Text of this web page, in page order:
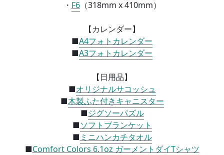
・ F6（318mm x 410mm）
【カレンダー】
■A4フォトカレンダー
■A3フォトカレンダー
【日用品】
■オリジナルサコッシュ
■木製ふた付きキャニスター
■ジグソーパズル
■ソフトブランケット
■ ミニハンカチタオル
■Comfort Colors 6.1oz ガーメントダイTシャツ